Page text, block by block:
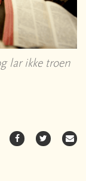
lar ikke troen